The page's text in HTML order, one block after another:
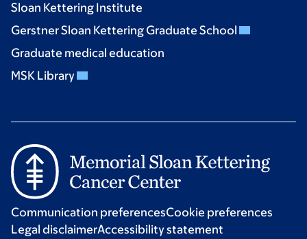
Sloan Kettering Institute
Gerstner Sloan Kettering Graduate School
Graduate medical education
MSK Library
Communication preferencesCookie preferences
Legal disclaimerAccessibility statement